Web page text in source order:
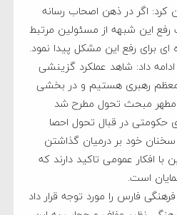
اگر در ذهن اصحاب رسانه
این شبهه از مسئولین مرتبط
ای برای رفع این مشکل پیدا نمود.
داد: شاهد عملکرد گزینشی
رهبری هستیم و در بخشی
مطهر مبحث تحول مطرح شد
حکومتی در قبال تحول احصا
خود بر درمیان گذاشتن
افکار عمومی تاکید دارند که
است.
فارس را مورد توجه قرار داد